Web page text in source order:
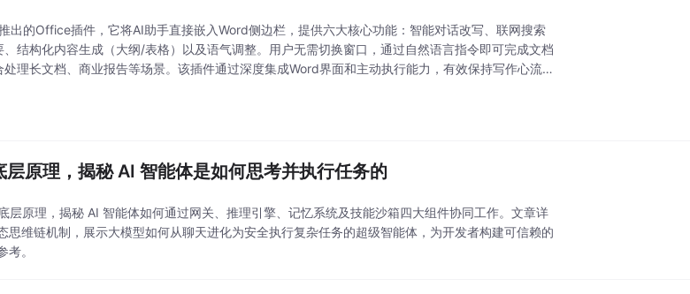
出的Office插件，它将AI助手直接嵌入Word侧边栏，提供六大核心功能：智能对话改写、联网搜索
结构化内容生成（大纲/表格）以及语气调整。用户无需切换窗口，通过自然语言指令即可完成文档
理长文档、商业报告等场景。该插件通过深度集成Word界面和主动执行能力，有效保持写作心流，
原理，揭秘 AI 智能体是如何思考并执行任务的
层原理，揭秘 AI 智能体如何通过网关、推理引擎、记忆系统及技能沙箱四大组件协同工作。文章详
思维链机制，展示大模型如何从聊天进化为安全执行复杂任务的超级智能体，为开发者构建可信赖的
。